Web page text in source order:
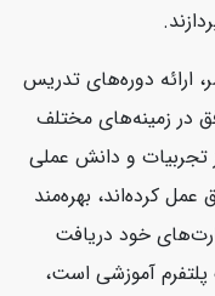
دوره‌های تدریس
در زمینه‌های مختلف
و دانش عملی
کرده‌اند، بهره‌مند
خود دریافت
آموزشی است،